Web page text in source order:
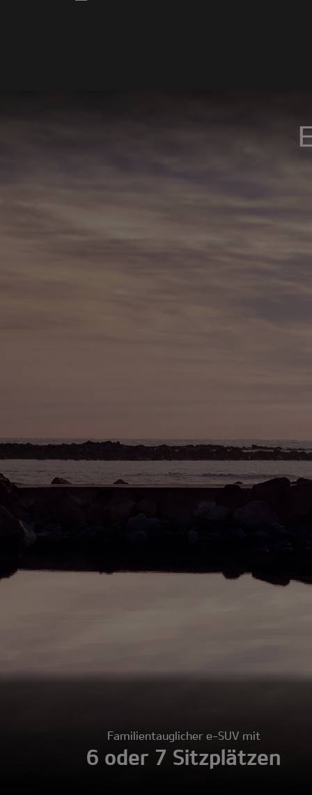
Familientauglicher e-SUV mit
6 oder 7 Sitzplätzen